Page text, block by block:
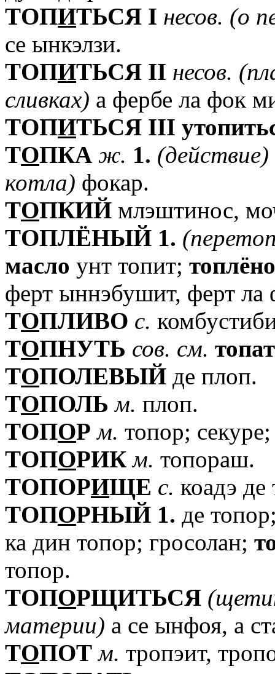
TОПИТЬСЯ I несов. (о
се ынкэлзи.
TОПИТЬСЯ II несов.
сливках) а фербе ла фок
TОПИТЬСЯ III
TОПКА ж. 1. (действие)
котла) фокар.
TОПКИЙ млэштинос,
TОПЛЁНЫЙ 1.
масло унт топит;
ферт ыннэбушит, ферт ла
TОПЛИВО с.
TОПНУТЬ сов. см.
TОПОЛЕВЫЙ де плоп.
TОПОЛЬ м. плоп.
TОПОР м. топор; секуре;
TОПОРИК м. топораш.
TОПОРИЩЕ с. коадэ
TОПОРНЫЙ 1. де
ка дин топор; гросолан;
топор.
TОПОРЩИТЬСЯ
материи) а се ынфоя, а
TОПОТ м. тропэит,